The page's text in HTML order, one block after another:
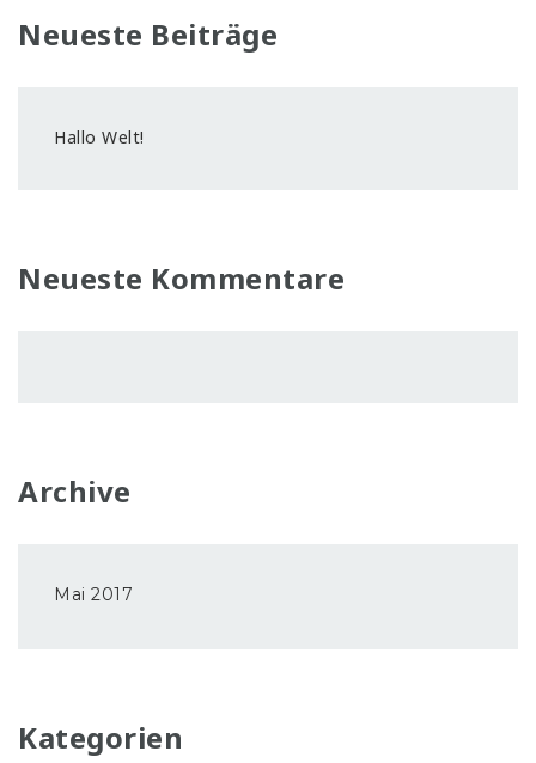
Neueste Beiträge
Hallo Welt!
Neueste Kommentare
Archive
Mai 2017
Kategorien